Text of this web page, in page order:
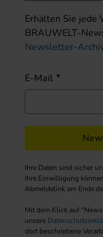
Erhalten Sie jede
BRAUWELT-
Newsletter-
E-Mail
Ihre Daten sind sicher
Ihre Einwilligung
Abmeldelink am Ende
Mit dem Klick auf
unsere
dort beschriebene